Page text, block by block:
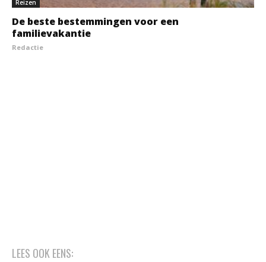
Reizen
De beste bestemmingen voor een
familievakantie
Redactie
LEES OOK EENS: